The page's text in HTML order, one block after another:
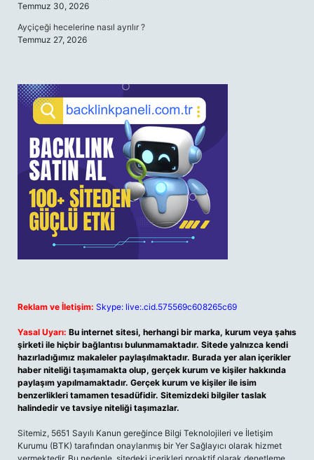
Temmuz 30, 2026
Ayçiçeği hecelerine nasıl ayrılır ?
Temmuz 27, 2026
Reklam ve İletişim: Skype: live:.cid.575569c608265c69
Yasal Uyarı: Bu internet sitesi, herhangi bir marka, kurum veya şahıs
şirketi ile hiçbir bağlantısı bulunmamaktadır. Sitede yalnızca kendi
hazırladığımız makaleler paylaşılmaktadır. Burada yer alan içerikler
haber niteliği taşımamakta olup, gerçek kurum ve kişiler hakkında
paylaşım yapılmamaktadır. Gerçek kurum ve kişiler ile isim
benzerlikleri tamamen tesadüfidir. Sitemizdeki bilgiler taslak
halindedir ve tavsiye niteliği taşımazlar.
Sitemiz, 5651 Sayılı Kanun gereğince Bilgi Teknolojileri ve İletişim
Kurumu (BTK) tarafından onaylanmış bir Yer Sağlayıcı olarak hizmet